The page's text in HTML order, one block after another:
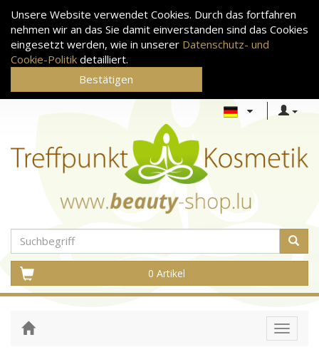
Unsere Website verwendet Cookies. Durch das fortfahren
nehmen wir an das Sie damit einverstanden sind das Cookies
eingesetzt werden, wie in unserer Datenschutz- und
Cookie-Politik detailliert.
Bestätigen
0 Artikel
Toggle